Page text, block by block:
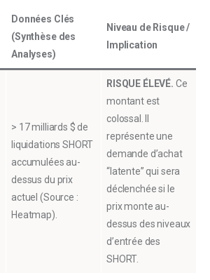
Données Clés
(Synthèse des
Analyses)
Niveau de Risque /
Implication
> 17 milliards $ de
liquidations SHORT
accumulées au-
dessus du prix
actuel (Source :
Heatmap).
RISQUE ÉLEVÉ. Ce
montant est
colossal. Il
représente une
demande d’achat
“latente” qui sera
déclenchée si le
prix monte au-
dessus des niveaux
d’entrée des
SHORT.